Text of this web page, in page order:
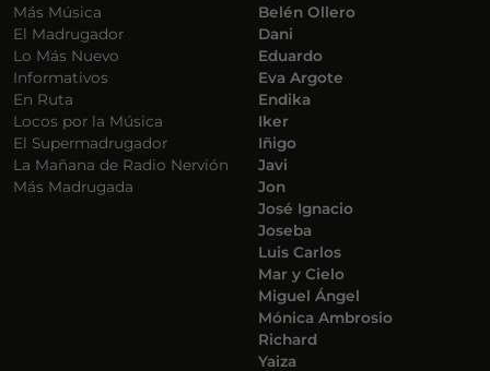
Más Música
El Madrugador
Lo Más Nuevo
Informativos
En Ruta
Locos por la Música
El Supermadrugador
La Mañana de Radio Nervión
Más Madrugada
Belén Ollero
Dani
Eduardo
Eva Argote
Endika
Iker
Iñigo
Javi
Jon
José Ignacio
Joseba
Luis Carlos
Mar y Cielo
Miguel Ángel
Mónica Ambrosio
Richard
Yaiza